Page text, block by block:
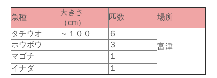
長年の実績と信頼！
店舗情報 公式ブログ
お問い合わせ 会社概要
魚種
大きさ
（cm）
匹数
場所
タチウオ
～１００
６
富津
ホウボウ
３
マゴチ
１
イナダ
１